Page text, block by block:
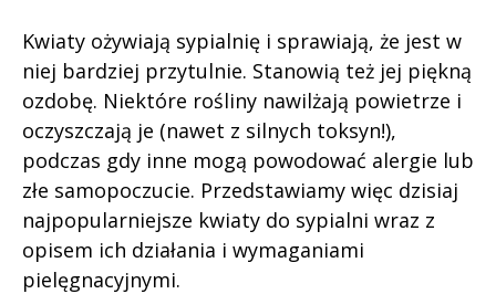
Kwiaty ożywiają sypialnię i sprawiają, że jest w
niej bardziej przytulnie. Stanowią też jej piękną
ozdobę. Niektóre rośliny nawilżają powietrze i
oczyszczają je (nawet z silnych toksyn!),
podczas gdy inne mogą powodować alergie lub
złe samopoczucie. Przedstawiamy więc dzisiaj
najpopularniejsze kwiaty do sypialni wraz z
opisem ich działania i wymaganiami
pielęgnacyjnymi.